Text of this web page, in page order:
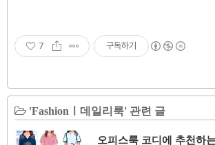
7 구독하기
'Fashionㅣ데일리룩' 관련 글
오피스룩 코디에 추천하